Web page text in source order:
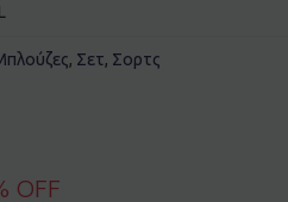
, Σετ, Σορτς
OFF